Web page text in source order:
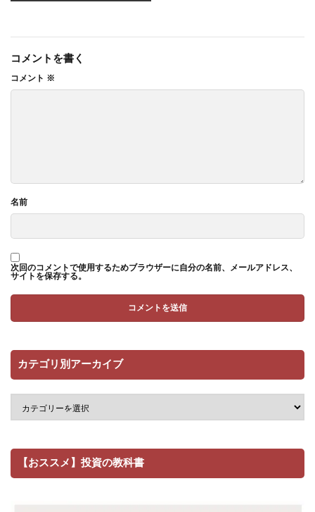
コメントを書く
コメント ※
名前
次回のコメントで使用するためブラウザーに自分の名前、メールアドレス、
サイトを保存する。
カテゴリ別アーカイブ
【おススメ】投資の教科書